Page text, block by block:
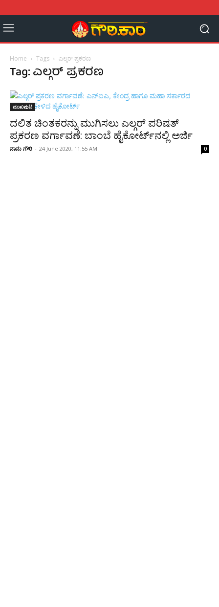
Home Tags ಎಲ್ಗರ್ ಪ್ರಕರಣ
Tag: ಎಲ್ಗರ್ ಪ್ರಕರಣ
ಮುಖಪುಟ
ದಲಿತ ಚಿಂತಕರನ್ನು ಮುಗಿಸಲು ಎಲ್ಗರ್ ಪರಿಷತ್
ಪ್ರಕರಣ ವರ್ಗಾವಣೆ: ಬಾಂಬೆ ಹೈಕೋರ್ಟ್‌‌ನಲ್ಲಿ ಅರ್ಜಿ
ನಾನು ಗೌರಿ - 24 June 2020, 11:55 AM 0